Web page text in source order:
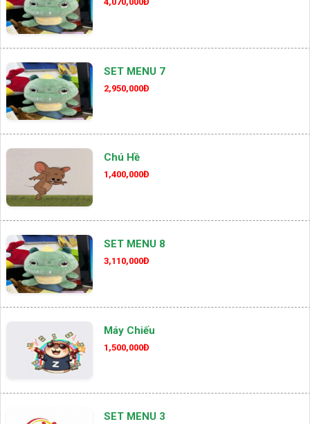
SET MENU 7
2,950,000Đ
Chú Hề
1,400,000Đ
SET MENU 8
3,110,000Đ
Máy Chiếu
1,500,000Đ
SET MENU 3